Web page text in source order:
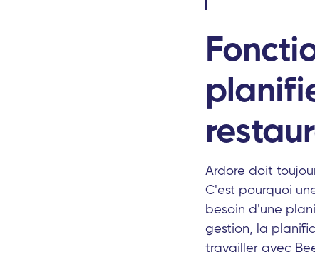
Ardore doit
C'est pourquoi
besoin d'une
gestion, la
travailler avec